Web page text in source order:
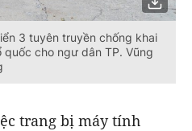
3 tuyên truyền chống khai
cho ngư dân TP. Vũng
trang bị máy tính